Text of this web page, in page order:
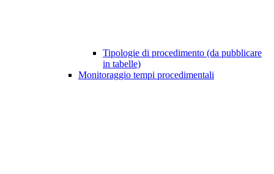
Tipologie di procedimento (da pubblicare
in tabelle)
Monitoraggio tempi procedimentali